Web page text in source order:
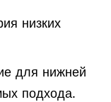
низких
для нижней
подхода.